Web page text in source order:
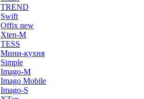
TREND
Swift
Offix new
Xten-M
TESS
Мини-кухня
Simple
Imago-M
Imago Mobile
Imago-S